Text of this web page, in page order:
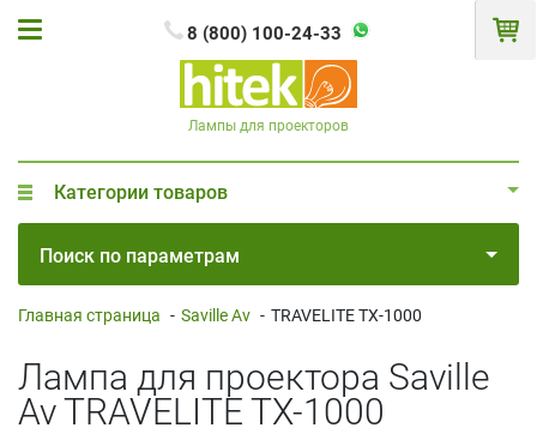
8 (800) 100-24-33
Лампы для проекторов
Категории товаров
Поиск по параметрам
Главная страница - Saville Av - TRAVELITE TX-1000
Лампа для проектора Saville
Av TRAVELITE TX-1000